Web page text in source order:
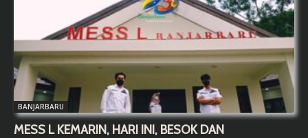
BANJARBARU
MESS L KEMARIN, HARI INI, BESOK DAN